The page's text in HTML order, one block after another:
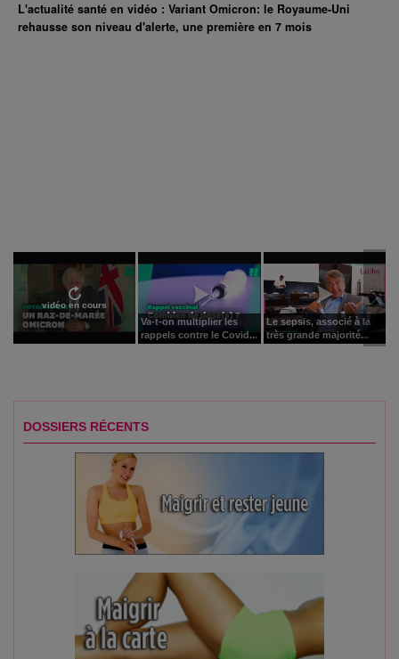
L'actualité santé en vidéo : Variant Omicron: le Royaume-Uni
rehausse son niveau d'alerte, une première en 7 mois
vidéo en cours
Va-t-on multiplier les
rappels contre le Covid...
Le sepsis, associé à la
très grande majorité...
DOSSIERS RÉCENTS